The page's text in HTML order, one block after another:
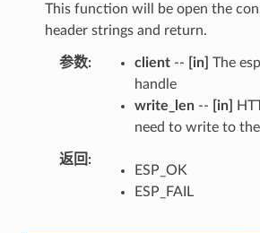
This function will be open the
header strings and return.
参数 client-- [in] The
handle
write_len-- [in]
need to write to
返回
ESP_OK
ESP_FAIL